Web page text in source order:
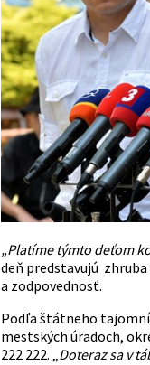
„Platíme týmto deťom
deň predstavujú zhruba
a zodpovednosť.
Podľa štátneho
mestských úradoch,
222 222. „Doteraz sa v